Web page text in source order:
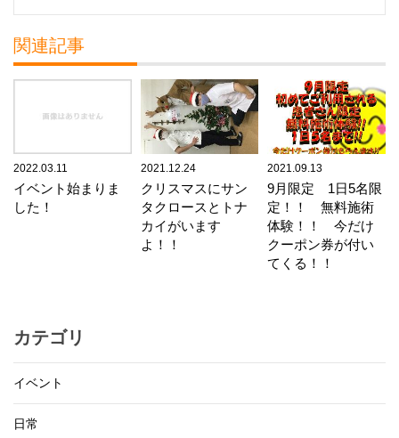
関連記事
2022.03.11
イベント始まりま
した！
2021.12.24
クリスマスにサン
タクロースとトナ
カイがいます
よ！！
2021.09.13
9月限定 1日5名限
定！！ 無料施術
体験！！ 今だけ
クーポン券が付い
てくる！！
カテゴリ
イベント
日常